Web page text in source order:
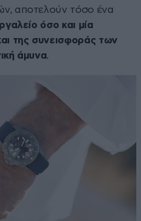
αποτελούν τόσο ένα
όσο και μία
της συνεισφοράς των
άμυνα.